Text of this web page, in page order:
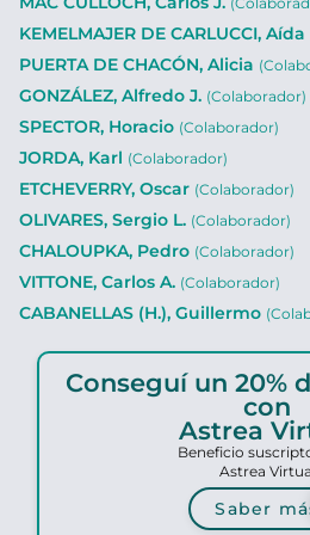
KEMELMAJER DE CARLUCCI, Aída
PUERTA DE CHACÓN, Alicia
GONZÁLEZ, Alfredo J. (Colaborador)
SPECTOR, Horacio (Colaborador)
JORDA, Karl (Colaborador)
ETCHEVERRY, Oscar (Colaborador)
OLIVARES, Sergio L. (Colaborador)
CHALOUPKA, Pedro (Colaborador)
VITTONE, Carlos A. (Colaborador)
CABANELLAS (H.), Guillermo
Conseguí un 20%
con
Astrea
Beneficio
Astrea
Saber